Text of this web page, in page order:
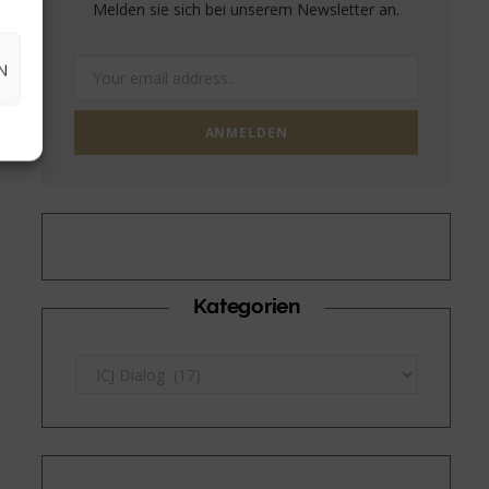
Melden sie sich bei unserem Newsletter an.
Kategorien